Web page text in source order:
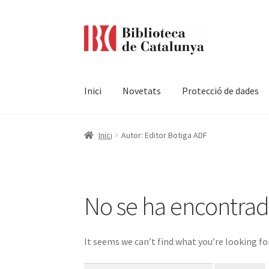
Inici Novetats Protecció de dades
Pàgina d'inici Accessibilitat Cistella
Inici Autor: Editor Botiga ADF
No se ha
It seems we can’t find what you’re looking